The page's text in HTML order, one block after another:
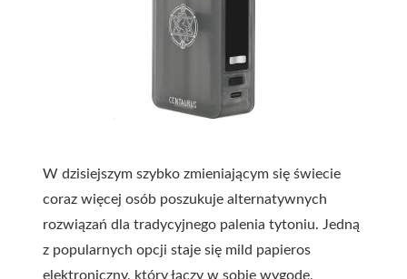
W dzisiejszym szybko zmieniającym się świecie
coraz więcej osób poszukuje alternatywnych
rozwiązań dla tradycyjnego palenia tytoniu. Jedną
z popularnych opcji staje się mild papieros
elektroniczny, który łączy w sobie wygodę,